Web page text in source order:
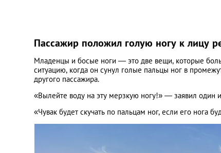
Пассажир положил голую ногу к лицу
Младенцы и босые ноги — это две вещи, которые
ситуацию, когда он сунул голые пальцы ног в
другого пассажира.
«Вылейте воду на эту мерзкую ногу!» — заявил один
«Чувак будет скучать по пальцам ног, если его нога